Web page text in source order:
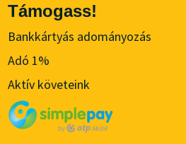
Támogass!
Bankkártyás adományozás
Adó 1%
Aktív követeink